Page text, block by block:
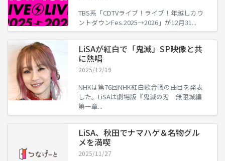
TBS系「CDTVライブ！ライブ！年越しカウ
ントダウンFes.2025→2026」が12月31...
LiSAが紅白で「鬼滅」SP映像と共
に熱唱
2025/12/19
NHKは第76回NHK紅白歌合戦の曲目を発表
した。LiSAは劇場版『鬼滅の刃 無限城編
第一章...
LiSA、秋田でナマハゲ＆名物グル
メを満喫
2025/11/27